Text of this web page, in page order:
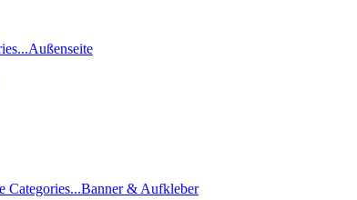
Außenseite
Categories...Banner & Aufkleber